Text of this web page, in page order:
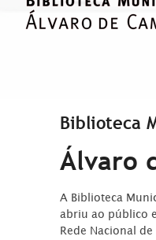
Biblioteca
Álvaro
A Biblioteca
abriu ao público
Rede Nacional